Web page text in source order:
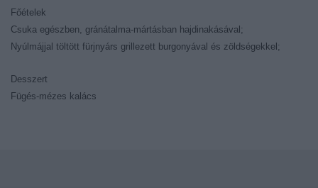
Főételek
Csuka egészben, gránátalma-mártásban hajdinakásával;
Nyúlmájjal töltött fürjnyárs grillezett burgonyával és zöldségekkel;
Desszert
Fügés-mézes kalács